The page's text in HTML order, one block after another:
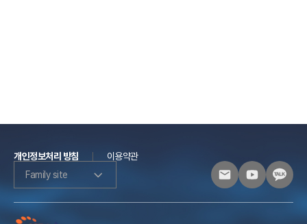
개인정보처리 방침
이용약관
Family site